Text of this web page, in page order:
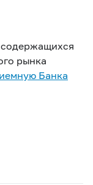
содержащихся
рынка
Банка